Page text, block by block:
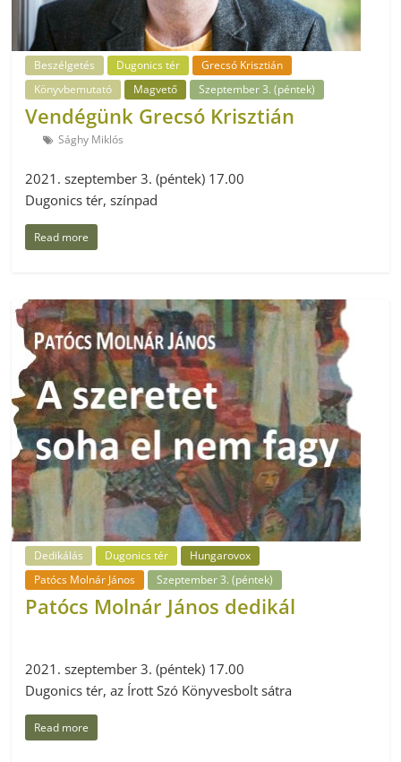
Beszélgetés Dugonics tér
Grecsó Krisztián
Könyvbemutató
Magvető Szeptember 3. (péntek)
Vendégünk Grecsó Krisztián
Sághy Miklós
2021. szeptember 3. (péntek) 17.00
Dugonics tér, színpad
Read more
Dedikálás Dugonics tér
Hungarovox
Patócs Molnár János
Szeptember 3. (péntek)
Patócs Molnár János dedikál
2021. szeptember 3. (péntek) 17.00
Dugonics tér, az Írott Szó Könyvesbolt sátra
Read more